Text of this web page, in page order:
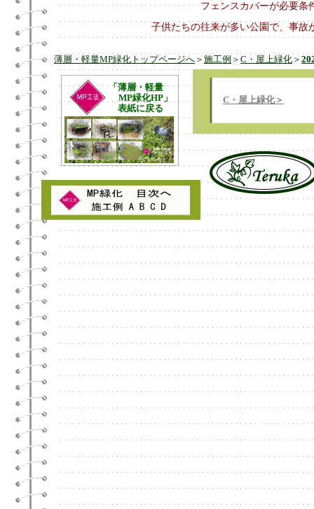
C・屋上緑化＞
薄層・軽量MP緑化トップページへ ＞ 施工例 ＞ C・屋上緑化 ＞
「薄層・軽量
MP緑化HP」
表紙に戻る
フェンスカバーが必要条
子供たちの往来が多い公園で、事故